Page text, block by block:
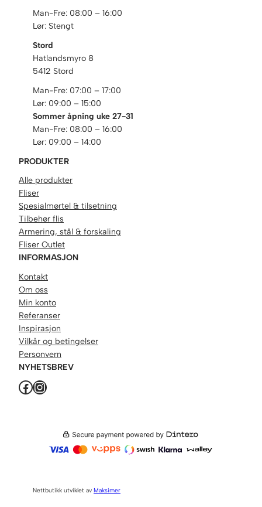
Man-Fre: 08:00 – 16:00
Lør: Stengt
Stord
Hatlandsmyro 8
5412 Stord
Man-Fre: 07:00 – 17:00
Lør: 09:00 – 15:00
Sommer åpning uke 27-31
Man-Fre: 08:00 – 16:00
Lør: 09:00 – 14:00
PRODUKTER
Alle produkter
Fliser
Spesialmørtel & tilsetning
Tilbehør flis
Armering, stål & forskaling
Fliser Outlet
INFORMASJON
Kontakt
Om oss
Min konto
Referanser
Inspirasjon
Vilkår og betingelser
Personvern
NYHETSBREV
Facebook Instagram
Nettbutikk utviklet av Maksimer